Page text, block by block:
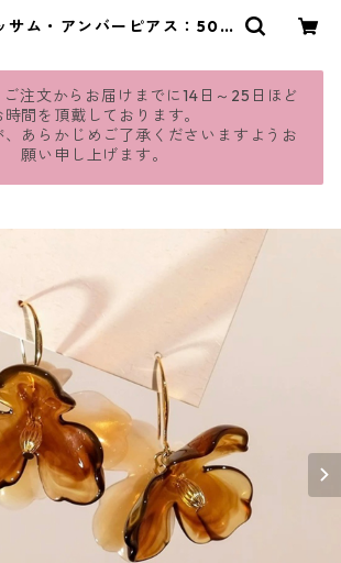
サム・アンバーピアス：506
注文からお届けまでに14日～25日ほど
時間を頂戴しております。
あらかじめご了承くださいますようお
願い申し上げます。